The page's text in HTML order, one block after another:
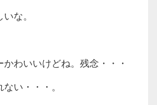
な。
わいいけどね。残念・・・
い・・・。